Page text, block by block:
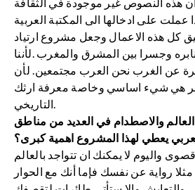
عملت على ادخالها الى المكتبة العربية
كل هذه الاعمال وجعل مشروع ارتياد
وجسرا بين المشرق والمغرب .لأننا
عن الغرب نحن العرب مجتمعين. لأن
هي شيء اساسي وخاصة معرفة ارثك
التاريخي.
والاصطدام في العديد من مناطق
يعطي لهذا المشروع اهمية كبرى؟
واليوم لا يمكنك ان تتواجد بالعالم
رواية عن نفسك فإما أنك مع الحوار